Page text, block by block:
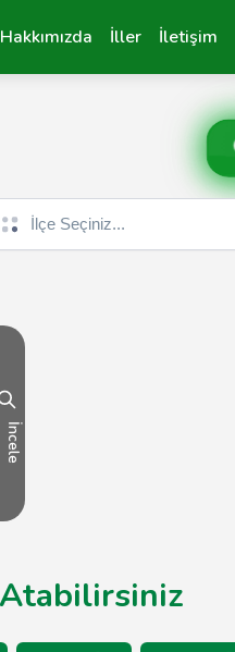
Hakkımızda İller İletişim
seçin
İncele